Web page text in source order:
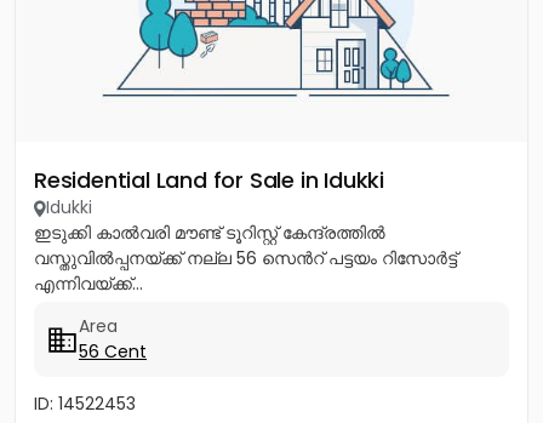
Residential Land for Sale in Idukki
Idukki
ഇടുക്കി കാൽവരി മൗണ്ട് ടൂറിസ്റ്റ് കേന്ദ്രത്തിൽ
വസ്തുവിൽപ്പനയ്ക്ക് നല്ല 56 സെൻറ് പട്ടയം റിസോർട്ട്
എന്നിവയ്ക്ക്...
Area
56 Cent
ID: 14522453